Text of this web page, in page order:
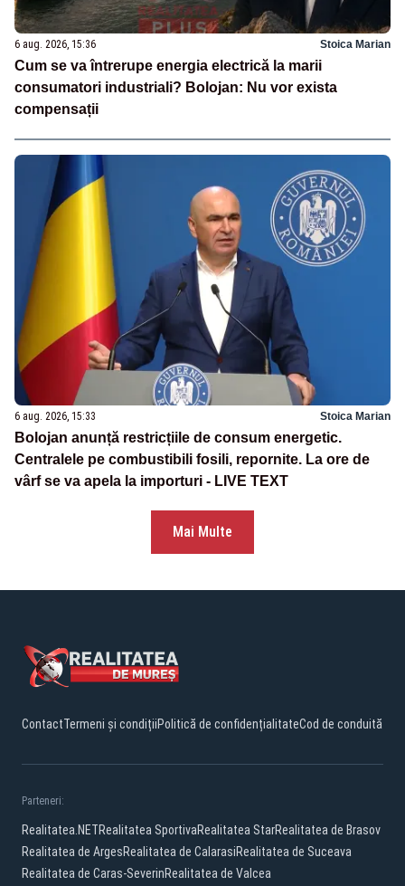
6 aug. 2026, 15:36 Stoica Marian
Cum se va întrerupe energia electrică la marii
consumatori industriali? Bolojan: Nu vor exista
compensații
6 aug. 2026, 15:33 Stoica Marian
Bolojan anunță restricțiile de consum energetic.
Centralele pe combustibili fosili, repornite. La ore de
vârf se va apela la importuri - LIVE TEXT
Mai Multe
ContactTermeni și condițiiPolitică de confidențialitateCod de conduită
Parteneri:
Realitatea.NETRealitatea SportivaRealitatea StarRealitatea de Brasov
Realitatea de ArgesRealitatea de CalarasiRealitatea de Suceava
Realitatea de Caras-SeverinRealitatea de Valcea